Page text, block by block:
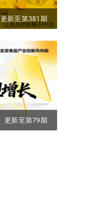
更新至第381期
更新至第79期